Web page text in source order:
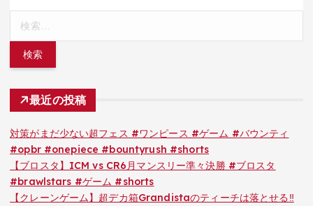
最近の投稿
対策がまだ少ない超フェス #ワンピース #ゲーム #バウンティ
#opbr #onepiece #bountyrush #shorts
【ブロスタ】ICM vs CR6月マンスリー準々決勝 #ブロスタ
#brawlstars #ゲーム #shorts
【クレーンゲーム】超デカ箱Grandistaのティーチは落とせる‼︎